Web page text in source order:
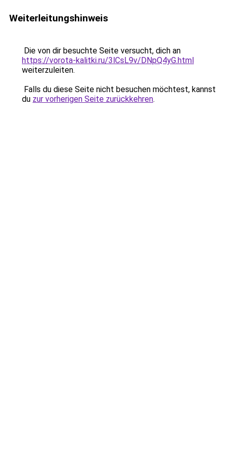
Weiterleitungshinweis
Die von dir besuchte Seite versucht, dich an
https://vorota-kalitki.ru/3lCsL9v/DNpQ4yG.html
weiterzuleiten.
Falls du diese Seite nicht besuchen möchtest, kannst
du zur vorherigen Seite zurückkehren.